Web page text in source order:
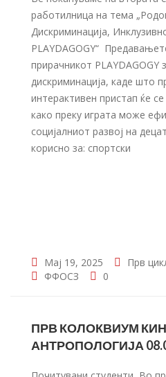
работилница на тема
Дискриминација,
PLAYDAGOGY“
прирачникот PLAYDAGOGY
дискриминација, каде што
интерактивен пристап ќе
како преку играта може
социјалниот развој на
корисно за: спортски
Мај 19, 2025 Прв
ФФОСЗ
0
ПРВ КОЛОКВИУМ
АНТРОПОЛОГИЈА